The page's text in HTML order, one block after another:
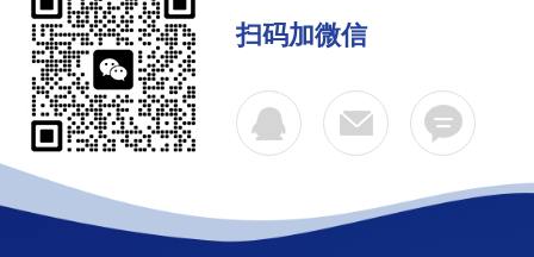
扫码加微信